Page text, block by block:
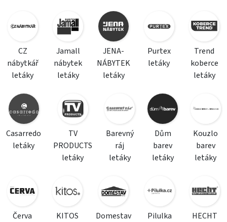
CZ
nábytkář
letáky
Jamall
nábytek
letáky
JENA-
NÁBYTEK
letáky
Purtex
letáky
Trend
koberce
letáky
Casarredo
letáky
TV
PRODUCTS
letáky
Barevný
ráj
letáky
Dům
barev
letáky
Kouzlo
barev
letáky
Červa
KITOS
Domestav
Pilulka
HECHT